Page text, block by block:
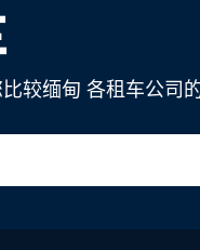
较缅甸 各租车公司